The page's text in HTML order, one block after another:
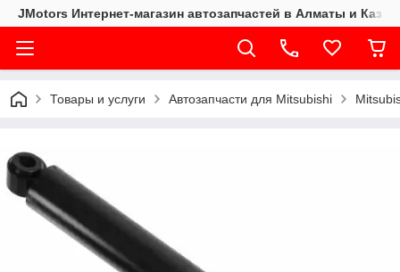
JMotors Интернет-магазин автозапчастей в Алматы и
Товары и услуги Автозапчасти для Mitsubishi